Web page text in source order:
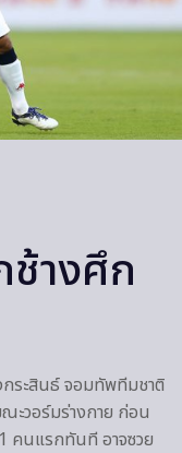
ช้างศึก
กระสินธ์ จอมทัพทีมชาติ
ณะวอร์มร่างกาย ก่อน
คนแรกทันที อาจซวย